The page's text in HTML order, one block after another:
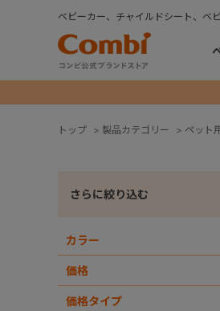
ベビーカー、チャイルドシート、ベ
トップ > 製品カテゴリー > ペット
さらに絞り込む
カラー
価格
価格タイプ